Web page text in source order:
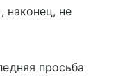
наконец, не
просьба